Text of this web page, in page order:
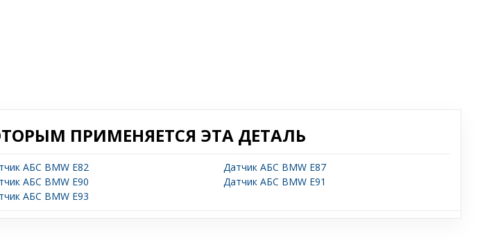
ПРИМЕНЯЕТСЯ ЭТА ДЕТАЛЬ
АБС BMW E82
Датчик АБС BMW E87
АБС BMW E90
Датчик АБС BMW E91
АБС BMW E93